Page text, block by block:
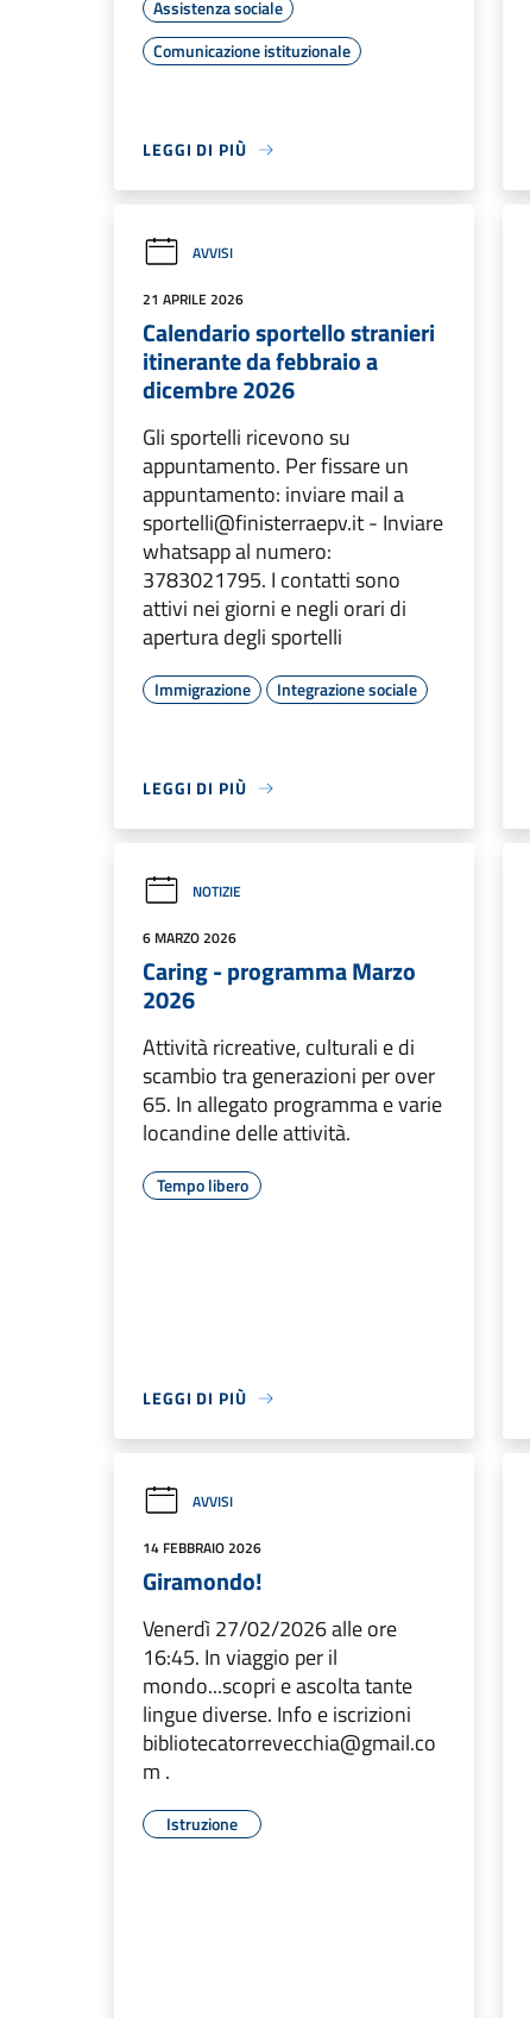
Assistenza sociale
Comunicazione istituzionale
LEGGI DI PIÙ
AVVISI
21 APRILE 2026
Calendario sportello stranieri
itinerante da febbraio a
dicembre 2026
Gli sportelli ricevono su
appuntamento. Per fissare un
appuntamento: inviare mail a
sportelli@finisterraepv.it - Inviare
whatsapp al numero:
3783021795. I contatti sono
attivi nei giorni e negli orari di
apertura degli sportelli
Immigrazione Integrazione sociale
LEGGI DI PIÙ
NOTIZIE
6 MARZO 2026
Caring - programma Marzo
2026
Attività ricreative, culturali e di
scambio tra generazioni per over
65. In allegato programma e varie
locandine delle attività.
Tempo libero
LEGGI DI PIÙ
AVVISI
14 FEBBRAIO 2026
Giramondo!
Venerdì 27/02/2026 alle ore
16:45. In viaggio per il
mondo...scopri e ascolta tante
lingue diverse. Info e iscrizioni
bibliotecatorrevecchia@gmail.co
m .
Istruzione